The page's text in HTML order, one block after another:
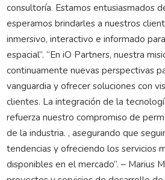
consultoría. Estamos entusiasmados
esperamos brindarles a nuestros
inmersivo, interactivo e informado
espacial”. “En iO Partners, nuestra
continuamente nuevas perspectivas
vanguardia y ofrecer soluciones con
clientes. La integración de la
refuerza nuestro compromiso de
de la industria. , asegurando que
tendencias y ofreciendo los servicios
disponibles en el mercado”. – Marius